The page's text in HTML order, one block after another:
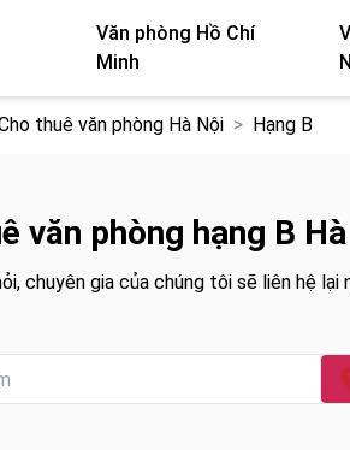
Văn phòng Hồ Chí
Minh
thuê văn phòng Hà Nội Hạng B
văn phòng hạng B
chuyên gia của chúng tôi sẽ liên hệ lại